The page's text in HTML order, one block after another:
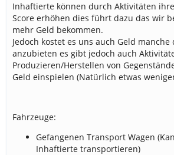
Inhaftierte können durch Aktivitäten
Score erhöhen dies führt dazu das wir
mehr Geld bekommen.
Jedoch kostet es uns auch Geld
anzubieten es gibt jedoch auch
Produzieren/Herstellen von
Geld einspielen (Natürlich etwas
Fahrzeuge:
Gefangenen Transport Wagen
Inhaftierte transportieren)